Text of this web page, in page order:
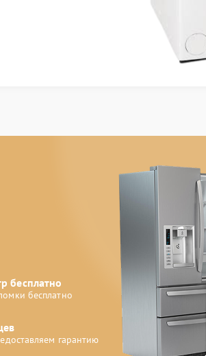
бесплатно
бесплатно
гарантию